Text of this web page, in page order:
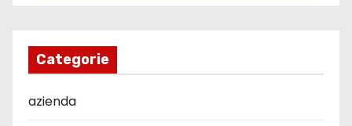
Categorie
azienda